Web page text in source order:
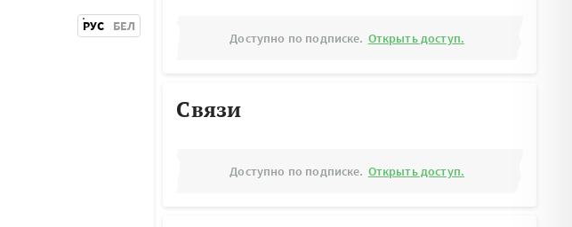
РУС БЕЛ
Доступно по подписке. Открыть доступ.
Связи
Доступно по подписке. Открыть доступ.